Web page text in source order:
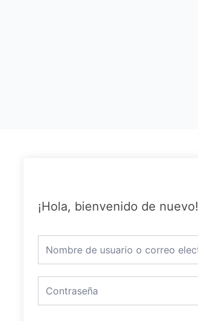
¡Hola, bienvenido de nuevo!